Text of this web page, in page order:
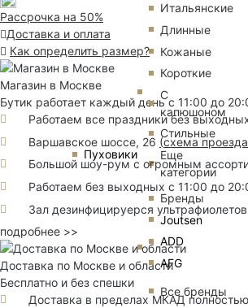
Пуховики
Итальянские
Длинные
Кожаные
Короткие
С
капюшоном
Стильные
Еще
категории
Бренды
Joutsen
ADD
AFG
Все бренды
Рассрочка на 50%
Доставка и оплата
Как определить размер?
Магазин в Москве
Бутик работает каждый день с 11:00 до
Работаем все праздники без
Варшавское шоссе, 26 (схема проезда
Большой шоу-рум с огромным
Работаем без выходных с 11:00 до
Зал дезинфицируерся
подробнее >>
Доставка по Москве и области
Бесплатно и без спешки
Доставка в пределах МКАД